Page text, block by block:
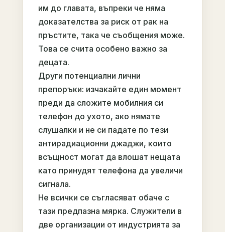
им до главата, въпреки че няма
доказателства за риск от рак на
пръстите, така че съобщения може.
Това се счита особено важно за
децата.
Други потенциални лични
препоръки: изчакайте един момент
преди да сложите мобилния си
телефон до ухото, ако нямате
слушалки и не си падате по тези
антирадиационни джаджи, които
всъщност могат да влошат нещата
като принудят телефона да увеличи
сигнала.
Не всички се съгласяват обаче с
тази предпазна мярка. Служители в
две организации от индустрията за